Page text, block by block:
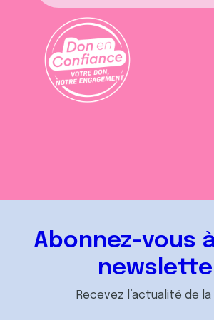
Abonnez-vous
Recevez l’actualité de la